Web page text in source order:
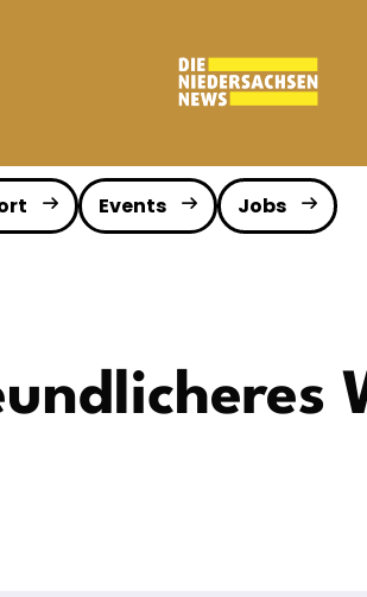
Events Jobs